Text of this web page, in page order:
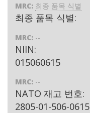
MRC: 최종 품목 식별
최종 품목 식별:
MRC: --
NIIN:
015060615
MRC: --
NATO 재고 번호:
2805-01-506-0615